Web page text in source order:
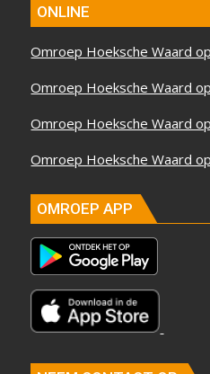
ONLINE
Omroep Hoeksche Waard
Omroep Hoeksche Waard
Omroep Hoeksche Waard
Omroep Hoeksche Waard
OMROEP APP